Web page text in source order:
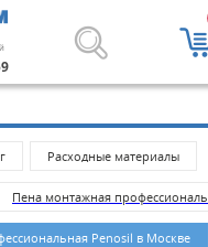
изделия
Расходные материалы
Пена монтажная
Penosil в Москве